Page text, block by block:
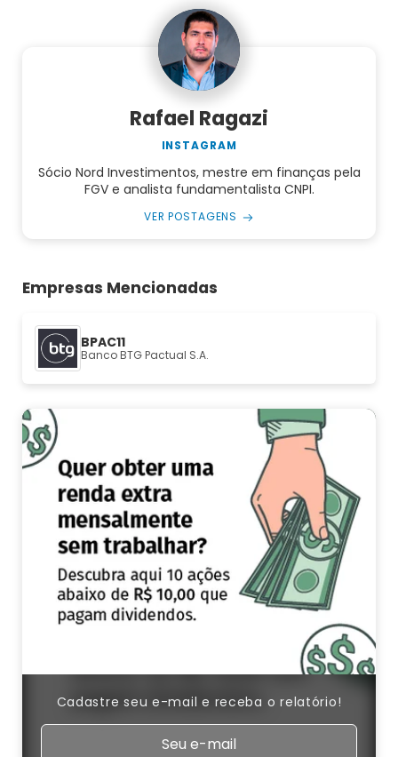
Rafael Ragazi
INSTAGRAM
Sócio Nord Investimentos, mestre em finanças pela
FGV e analista fundamentalista CNPI.
VER POSTAGENS
Empresas Mencionadas
BPAC11
Banco BTG Pactual S.A.
Cadastre seu e-mail e receba o relatório!